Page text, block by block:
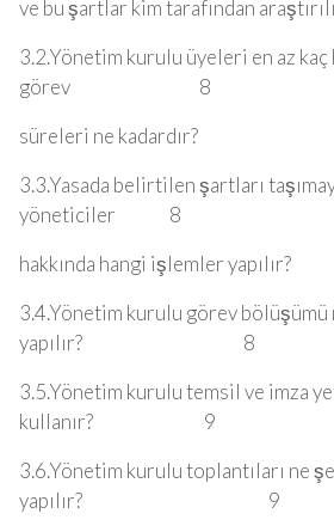
ve bu şartlar kim tarafından
3.2.Yönetim kurulu üyeleri en az
görev 8
süreleri ne kadardır?
3.3.Yasada belirtilen şartları
yöneticiler 8
hakkında hangi işlemler yapılır?
3.4.Yönetim kurulu görev bölüşümü
yapılır? 8
3.5.Yönetim kurulu temsil ve imza
kullanır? 9
3.6.Yönetim kurulu toplantıları ne
yapılır? 9